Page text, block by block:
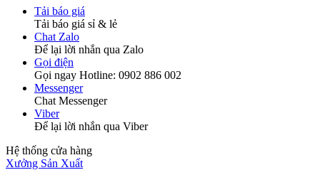
Tải báo giá
Tải báo giá sỉ & lẻ
Chat Zalo
Để lại lời nhắn qua Zalo
Gọi điện
Gọi ngay Hotline: 0902 886 002
Messenger
Chat Messenger
Viber
Để lại lời nhắn qua Viber
Hệ thống cửa hàng
Xưởng Sản Xuất